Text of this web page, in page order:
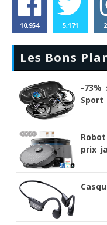
10,954 5,171
Les Bons
-73%
Sport
prix